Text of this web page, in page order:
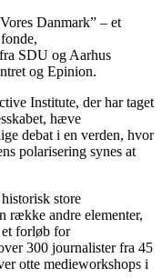
Danmark” – et
SDU og Aarhus
og Epinion.
Institute, der har taget
hæve
debat i en verden, hvor
polarisering synes at
store
række andre elementer,
forløb for
300 journalister fra 45
otte medieworkshops i